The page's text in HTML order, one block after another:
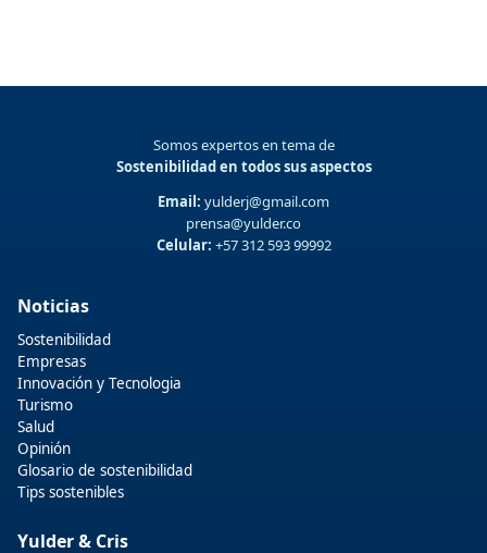
Somos expertos en tema de
Sostenibilidad en todos sus aspectos
Email: yulderj@gmail.com
prensa@yulder.co
Celular: +57 312 593 99992
Noticias
Sostenibilidad
Empresas
Innovación y Tecnologia
Turismo
Salud
Opinión
Glosario de sostenibilidad
Tips sostenibles
Yulder & Cris